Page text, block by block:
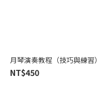
樂
學
院
月琴演奏教程（技巧與練習）
NT$450